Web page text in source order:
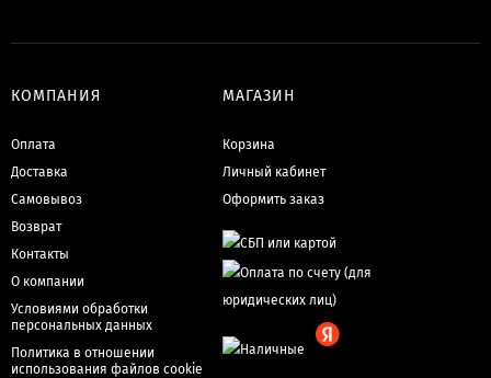
КОМПАНИЯ
Оплата
Доставка
Самовывоз
Возврат
Контакты
О компании
Условиями обработки
персональных данных
Политика в отношении
использования файлов cookie
МАГАЗИН
Корзина
Личный кабинет
Оформить заказ